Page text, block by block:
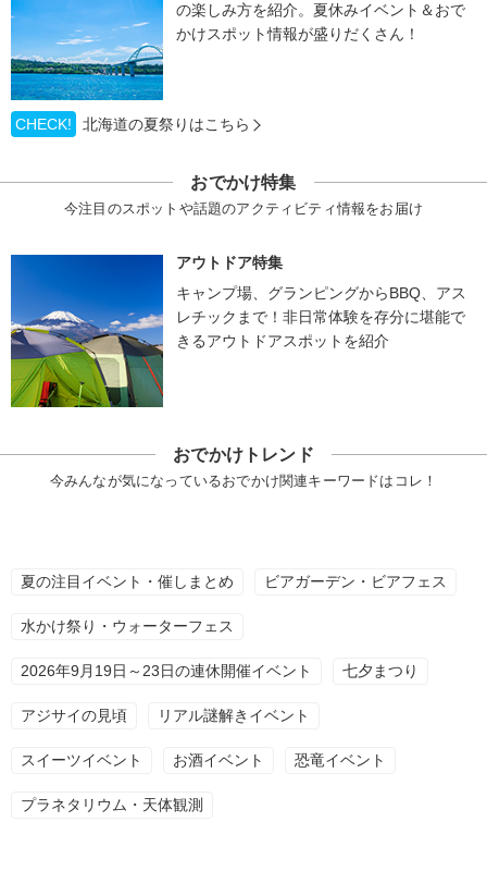
の楽しみ方を紹介。夏休みイベント＆おで
かけスポット情報が盛りだくさん！
CHECK! 北海道の夏祭りはこちら
おでかけ特集
今注目のスポットや話題のアクティビティ情報をお届け
アウトドア特集
キャンプ場、グランピングからBBQ、アス
レチックまで！非日常体験を存分に堪能で
きるアウトドアスポットを紹介
おでかけトレンド
今みんなが気になっているおでかけ関連キーワードはコレ！
夏の注目イベント・催しまとめ ビアガーデン・ビアフェス
水かけ祭り・ウォーターフェス
2026年9月19日～23日の連休開催イベント 七夕まつり
アジサイの見頃 リアル謎解きイベント
スイーツイベント お酒イベント 恐竜イベント
プラネタリウム・天体観測